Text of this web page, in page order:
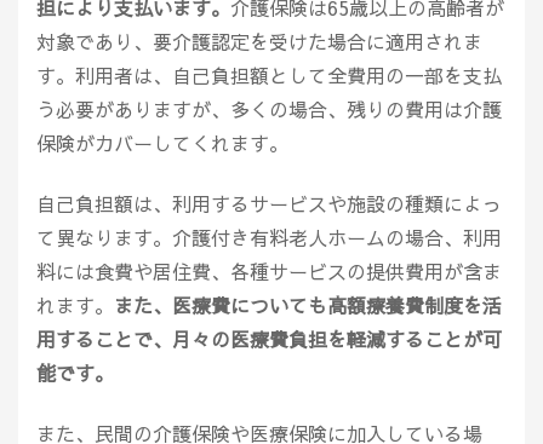
担により支払います。 介護保険は65歳以上の高齢者が
対象であり、要介護認定を受けた場合に適用されま
す。利用者は、自己負担額として全費用の一部を支払
う必要がありますが、多くの場合、残りの費用は介護
保険がカバーしてくれます。
自己負担額は、利用するサービスや施設の種類によっ
て異なります。介護付き有料老人ホームの場合、利用
料には食費や居住費、各種サービスの提供費用が含ま
れます。 また、医療費についても高額療養費制度を活
用することで、月々の医療費負担を軽減することが可
能です。
また、民間の介護保険や医療保険に加入している場